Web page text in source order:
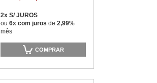
2x S/ JUROS
ou 6x com juros de 2,99%
mês
COMPRAR